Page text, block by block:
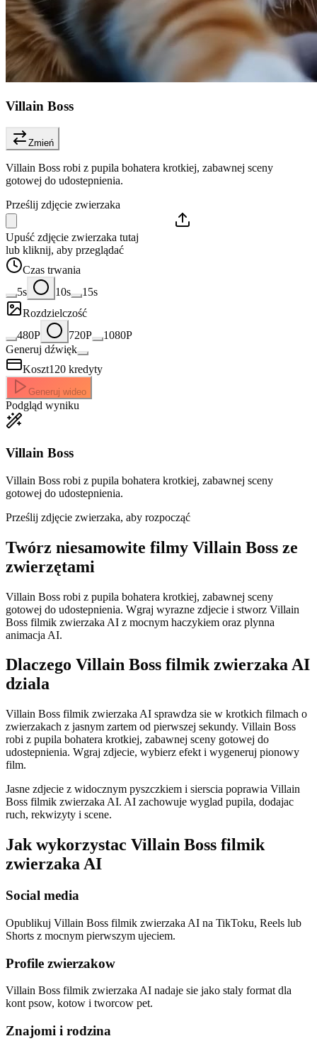
Villain Boss
Zmień
Villain Boss robi z pupila bohatera krotkiej, zabawnej sceny
gotowej do udostepnienia.
Prześlij zdjęcie zwierzaka
Upuść zdjęcie zwierzaka tutaj
lub kliknij, aby przeglądać
Czas trwania
5s
10s
15s
Rozdzielczość
480P
720P
1080P
Generuj dźwięk
Koszt120 kredyty
Generuj wideo
Podgląd wyniku
Villain Boss
Villain Boss robi z pupila bohatera krotkiej, zabawnej sceny
gotowej do udostepnienia.
Prześlij zdjęcie zwierzaka, aby rozpocząć
Twórz niesamowite filmy Villain Boss ze
zwierzętami
Villain Boss robi z pupila bohatera krotkiej, zabawnej sceny
gotowej do udostepnienia. Wgraj wyrazne zdjecie i stworz Villain
Boss filmik zwierzaka AI z mocnym haczykiem oraz plynna
animacja AI.
Dlaczego Villain Boss filmik zwierzaka AI
dziala
Villain Boss filmik zwierzaka AI sprawdza sie w krotkich filmach o
zwierzakach z jasnym zartem od pierwszej sekundy. Villain Boss
robi z pupila bohatera krotkiej, zabawnej sceny gotowej do
udostepnienia. Wgraj zdjecie, wybierz efekt i wygeneruj pionowy
film.
Jasne zdjecie z widocznym pyszczkiem i sierscia poprawia Villain
Boss filmik zwierzaka AI. AI zachowuje wyglad pupila, dodajac
ruch, rekwizyty i scene.
Jak wykorzystac Villain Boss filmik
zwierzaka AI
Social media
Opublikuj Villain Boss filmik zwierzaka AI na TikToku, Reels lub
Shorts z mocnym pierwszym ujeciem.
Profile zwierzakow
Villain Boss filmik zwierzaka AI nadaje sie jako staly format dla
kont psow, kotow i tworcow pet.
Znajomi i rodzina